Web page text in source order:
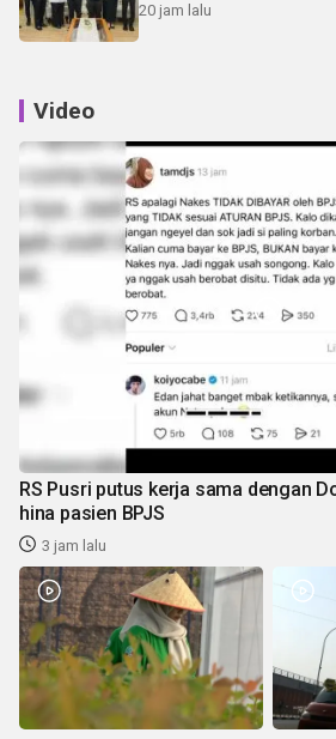
20 jam lalu
Video
RS Pusri putus kerja sama dengan
hina pasien BPJS
3 jam lalu